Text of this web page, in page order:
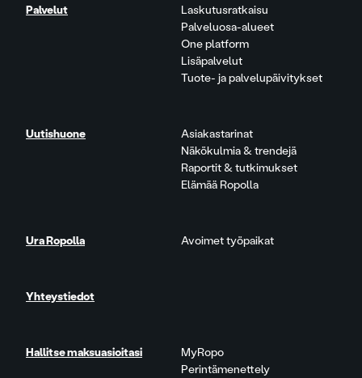
Palvelut
Laskutusratkaisu
Palveluosa-alueet
One platform
Lisäpalvelut
Tuote- ja palvelupäivitykset
Uutishuone
Asiakastarinat
Näkökulmia & trendejä
Raportit & tutkimukset
Elämää Ropolla
Ura Ropolla Avoimet työpaikat
Yhteystiedot
Hallitse maksuasioitasi
MyRopo
Perintämenettely